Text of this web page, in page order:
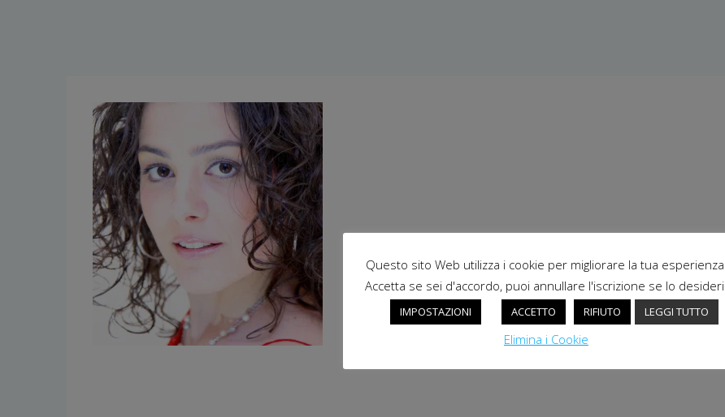
Questo sito Web utilizza i cookie per migliorare la tua esperienza.
Accetta se sei d'accordo, puoi annullare l'iscrizione se lo desideri.
IMPOSTAZIONI ACCETTO RIFIUTO LEGGI TUTTO
Elimina i Cookie